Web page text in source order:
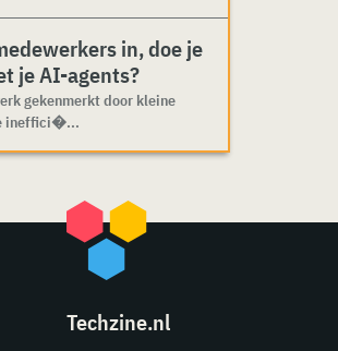
in, doe je
je AI-agents?
gekenmerkt door kleine
ineffici�...
Techzine.nl